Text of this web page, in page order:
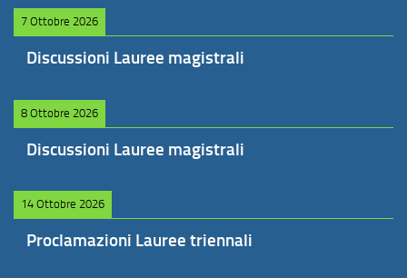
7 Ottobre 2026
Discussioni Lauree magistrali
8 Ottobre 2026
Discussioni Lauree magistrali
14 Ottobre 2026
Proclamazioni Lauree triennali